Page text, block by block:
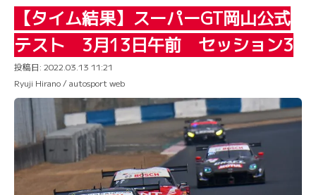
【タイム結果】スーパーGT岡山公式
テスト 3月13日午前 セッション3
投稿日: 2022.03.13 11:21
Ryuji Hirano / autosport web